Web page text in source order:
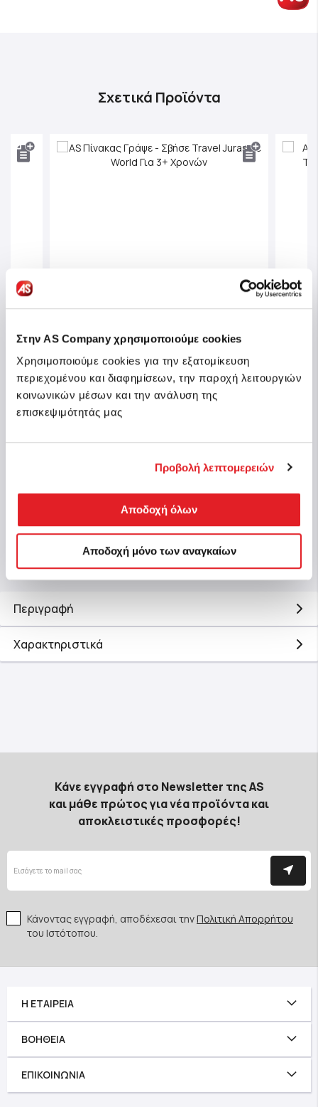
Στην AS Company χρησιμοποιούμε cookies
Χρησιμοποιούμε cookies για την εξατομίκευση
περιεχομένου και διαφημίσεων, την παροχή λειτουργιών
κοινωνικών μέσων και την ανάλυση της
επισκεψιμότητάς μας
Προβολή λεπτομερειών
Αποδοχή όλων
Αποδοχή μόνο των αναγκαίων
Σχετικά Προϊόντα
Για
AS Πίνακας Γράψε - Σβήσε Travel
Jurassic World Για 3+ Χρονών
Κωδ.: 1028-13064
Άμεσα διαθέσιμο
AS
Κωδ.:
Περιγραφή
Χαρακτηριστικά
Κάνε εγγραφή στο Newsletter της AS
και μάθε πρώτος για νέα προϊόντα και
αποκλειστικές προσφορές!
Κάνοντας εγγραφή, αποδέχεσαι τηνΠολιτική Απορρήτου
του Ιστότοπου.
Η ΕΤΑΙΡΕΊΑ
ΒΟΉΘΕΙΑ
ΕΠΙΚΟΙΝΩΝΊΑ